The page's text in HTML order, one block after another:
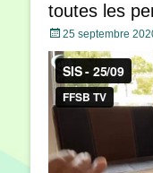
toutes les
Posté
le
25 septembre